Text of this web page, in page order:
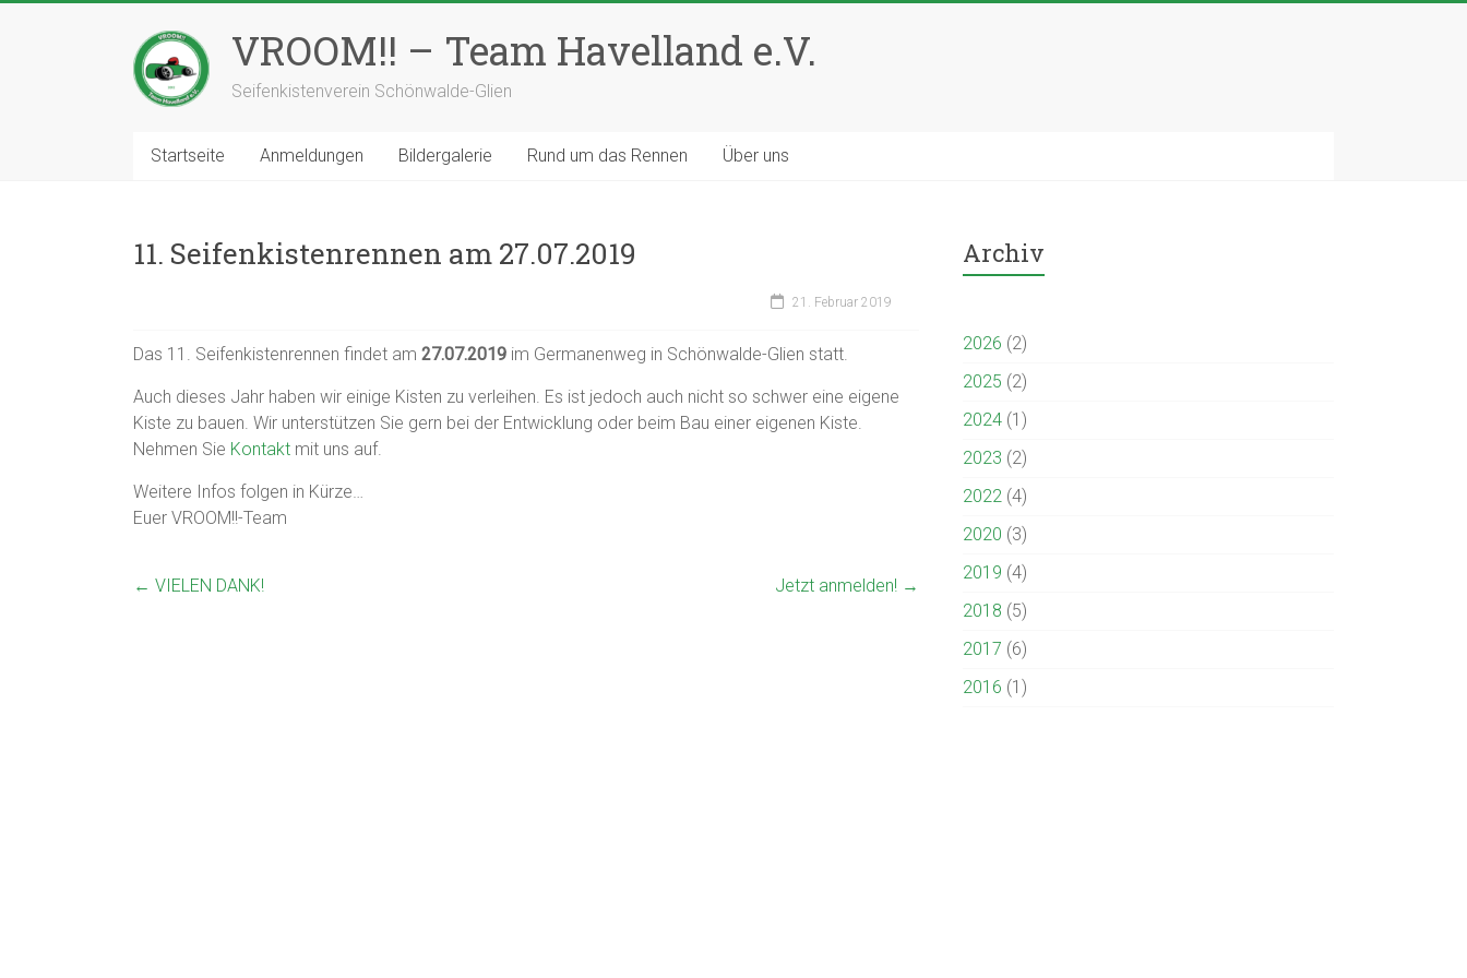
VROOM!! – Team Havelland e.V.
Seifenkistenverein Schönwalde-Glien
Startseite Anmeldungen Bildergalerie Rund um das Rennen Über uns
11. Seifenkistenrennen am 27.07.2019
21. Februar 2019
Das 11. Seifenkistenrennen findet am 27.07.2019 im Germanenweg in Schönwalde-Glien statt.
Auch dieses Jahr haben wir einige Kisten zu verleihen. Es ist jedoch auch nicht so schwer eine eigene
Kiste zu bauen. Wir unterstützen Sie gern bei der Entwicklung oder beim Bau einer eigenen Kiste.
Nehmen Sie Kontakt mit uns auf.
Weitere Infos folgen in Kürze…
Euer VROOM!!-Team
← VIELEN DANK! Jetzt anmelden! →
Archiv
2026 (2)
2025 (2)
2024 (1)
2023 (2)
2022 (4)
2020 (3)
2019 (4)
2018 (5)
2017 (6)
2016 (1)